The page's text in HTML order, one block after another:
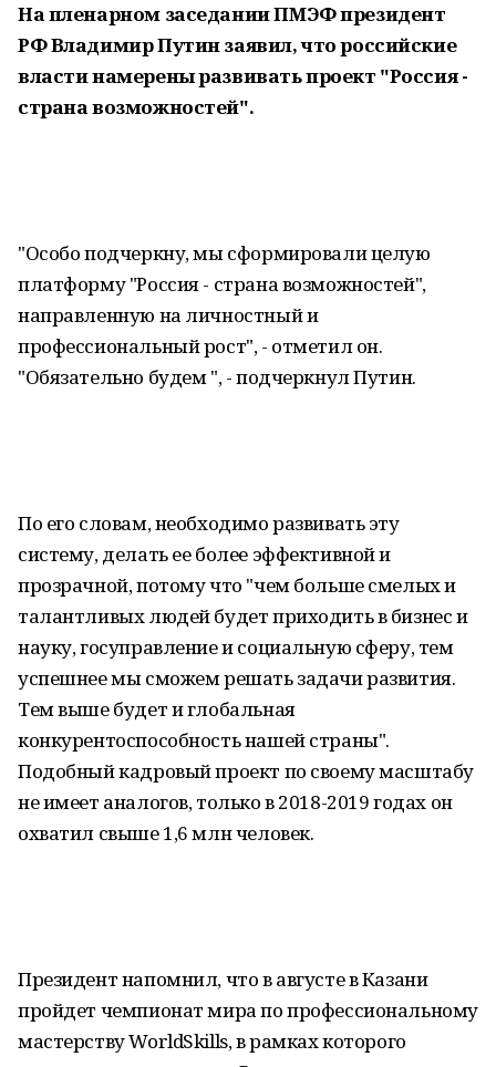
На пленарном заседании ПМЭФ президент
РФ Владимир Путин заявил, что российские
власти намерены развивать проект "Россия -
страна возможностей".
"Особо подчеркну, мы сформировали целую
платформу "Россия - страна возможностей",
направленную на личностный и
профессиональный рост", - отметил он.
"Обязательно будем ", - подчеркнул Путин.
По его словам, необходимо развивать эту
систему, делать ее более эффективной и
прозрачной, потому что "чем больше смелых и
талантливых людей будет приходить в бизнес и
науку, госуправление и социальную сферу, тем
успешнее мы сможем решать задачи развития.
Тем выше будет и глобальная
конкурентоспособность нашей страны".
Подобный кадровый проект по своему масштабу
не имеет аналогов, только в 2018-2019 годах он
охватил свыше 1,6 млн человек.
Президент напомнил, что в августе в Казани
пройдет чемпионат мира по профессиональному
мастерству WorldSkills, в рамках которого